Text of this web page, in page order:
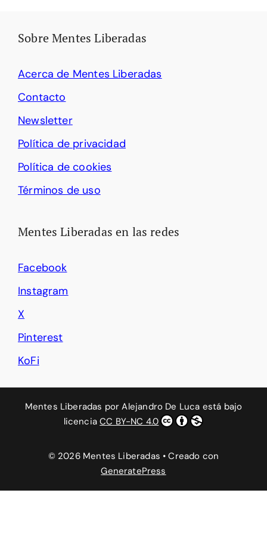
Sobre Mentes Liberadas
Acerca de Mentes Liberadas
Contacto
Newsletter
Política de privacidad
Política de cookies
Términos de uso
Mentes Liberadas en las redes
Facebook
Instagram
X
Pinterest
KoFi
Mentes Liberadas porAlejandro De Luca está bajo
licenciaCC BY-NC 4.0
© 2026 Mentes Liberadas • Creado con
GeneratePress